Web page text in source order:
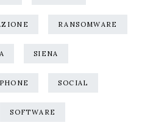
RANSOMWARE
SIENA
SOCIAL
SOFTWARE